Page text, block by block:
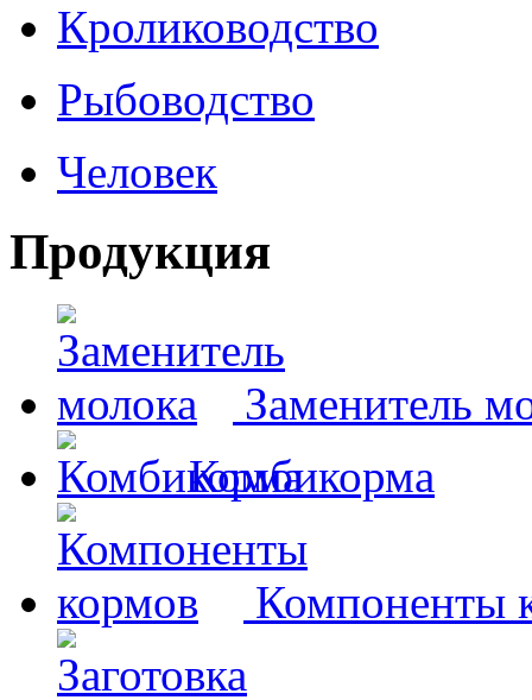
Кролиководство
Рыбоводство
Человек
Продукция
Заменитель
Комбикорма
Компоненты